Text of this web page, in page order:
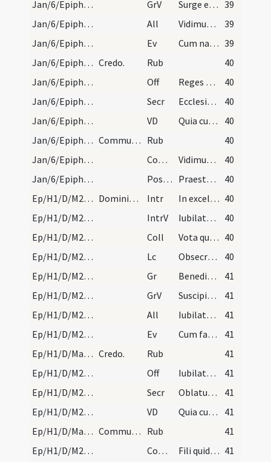
Jan/6/Epiphania/M2/Mass Propers
GrV Surge et illuminare Ierusalem 39
Jan/6/Epiphania/M2/Mass Propers
All Vidimus stellam eius
39
Jan/6/Epiphania/M2/Mass Propers
Ev Cum natus esset Iesus in Bethlehem Iuda (Mt) 39
Jan/6/Epiphania/Mass Propers/1 Credo. Rub
40
Jan/6/Epiphania/M2/Mass Propers
Off Reges Tharsis et insulae
40
Jan/6/Epiphania/M2/Mass Propers
Secr Ecclesiae tuae quaesumus Domine dona propitius intuere ... et sumitur.
40
Jan/6/Epiphania/M2/Mass Propers
VD Quia cum Unigenitus tuus
40
Jan/6/Epiphania/Mass Propers/2
Communicantes. Rub
40
Jan/6/Epiphania/M2/Mass Propers
Comm Vidimus stellam eius
40
Jan/6/Epiphania/M2/Mass Propers
Postcomm Praesta quaesumus Domine Deus noster ut quae sollemni celebramus officio ... intelligentia consequamur.
40
Ep/H1/D/M2/Mass Propers
Dominica infra octavas. Intr In excelso throno vidi sedere virum 40
Ep/H1/D/M2/Mass Propers
IntrV Iubilate Deo omnis terra
40
Ep/H1/D/M2/Mass Propers
Coll Vota quaesumus supplicantis populi ... viderint convalescant. 40
Ep/H1/D/M2/Mass Propers
Lc Obsecro vos per misericordiam Dei (R)
40
Ep/H1/D/M2/Mass Propers
Gr Benedictus Dominus Deus Israel
41
Ep/H1/D/M2/Mass Propers
GrV Suscipiant montes pacem populo tuo
41
Ep/H1/D/M2/Mass Propers
All Iubilate Deo omnis terra
41
Ep/H1/D/M2/Mass Propers
Ev Cum factus esset Iesus annorum duodecim ascendentibus illi (L)
41
Ep/H1/D/Mass Propers/1 Credo. Rub
41
Ep/H1/D/M2/Mass Propers
Off Iubilate Deo omnis terra
41
Ep/H1/D/M2/Mass Propers
Secr Oblatum tibi Domine sacrificium vivificet nos semper et muniat.
41
Ep/H1/D/M2/Mass Propers
VD Quia cum Unigenitus tuus
41
Ep/H1/D/Mass Propers/2
Communicantes. Rub
41
Ep/H1/D/M2/Mass Propers
Comm Fili quid fecisti 41